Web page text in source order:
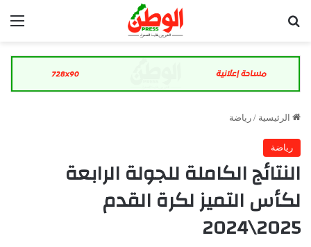
الرئيسية / رياضة
رياضة
النتائج الكاملة للجولة الرابعة
لكأس التميز لكرة القدم
2025\2024